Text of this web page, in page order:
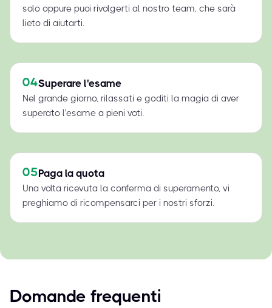
solo oppure puoi rivolgerti al nostro team, che sarà
lieto di aiutarti.
04Superare l'esame
Nel grande giorno, rilassati e goditi la magia di aver
superato l'esame a pieni voti.
05Paga la quota
Una volta ricevuta la conferma di superamento, vi
preghiamo di ricompensarci per i nostri sforzi.
Domande frequenti